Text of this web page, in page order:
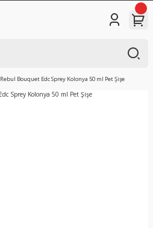
Rebul Bouquet Edc Sprey Kolonya 50 ml Pet Şişe